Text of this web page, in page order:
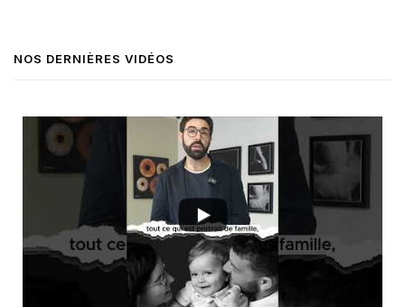
NOS DERNIÈRES VIDÉOS